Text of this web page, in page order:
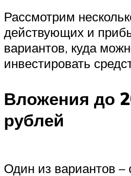
Рассмотрим
действующих и
вариантов, куда
инвестировать
Вложения до
рублей
Один из вариантов –